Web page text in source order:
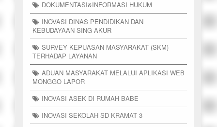
DOKUMENTASI&INFORMASI HUKUM
INOVASI DINAS PENDIDIKAN DAN
KEBUDAYAAN SING AKUR
SURVEY KEPUASAN MASYARAKAT (SKM)
TERHADAP LAYANAN
ADUAN MASYARAKAT MELALUI APLIKASI WEB
MONGGO LAPOR
INOVASI ASEK DI RUMAH BABE
INOVASI SEKOLAH SD KRAMAT 3